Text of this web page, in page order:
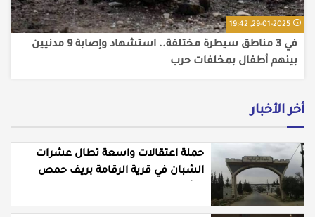
29-01-2025, 19:42
في 3 مناطق سيطرة مختلفة.. استشهاد وإصابة 9 مدنيين
بينهم أطفال بمخلفات حرب
أخر الأخبار
حملة اعتقالات واسعة تطال عشرات
الشبان في قرية الرقامة بريف حمص